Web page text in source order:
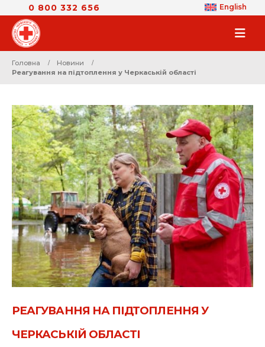
0 800 332 656 English
Головна
Новини
Реагування на підтоплення у Черкаській області
РЕАГУВАННЯ НА ПІДТОПЛЕННЯ У
ЧЕРКАСЬКІЙ ОБЛАСТІ